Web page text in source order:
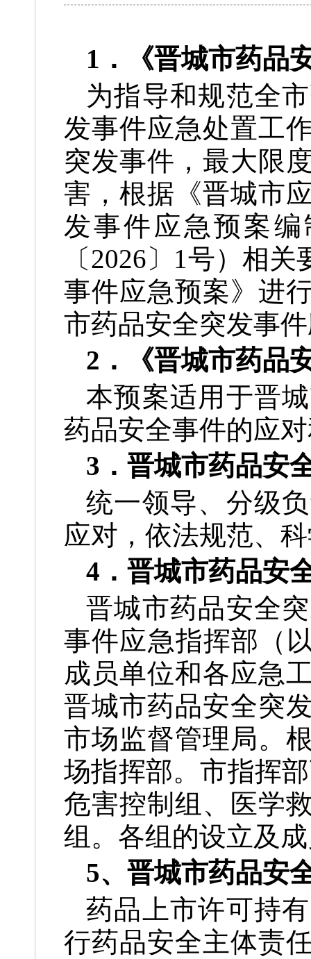
1．《晋城市药品
为指导和规范全
发事件应急处置工
突发事件，最大限
害，根据《晋城市
发事件应急预案
〔2026〕1号）相
事件应急预案》进
市药品安全突发事
2．《晋城市药品
本预案适用于晋
药品安全事件的应
3．晋城市药品安
统一领导、分级
应对，依法规范、
4．晋城市药品安
晋城市药品安全
事件应急指挥部（
成员单位和各应急
晋城市药品安全突
市场监督管理局。
场指挥部。市指挥
危害控制组、医学
组。各组的设立及
5、晋城市药品安
药品上市许可持
行药品安全主体责